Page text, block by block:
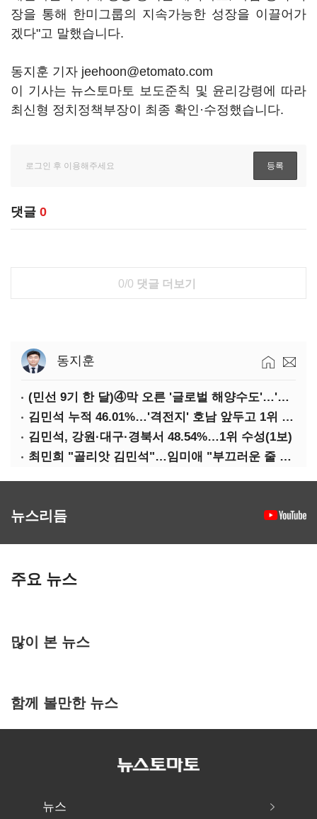
장을 통해 한미그룹의 지속가능한 성장을 이끌어가
겠다"고 말했습니다.
동지훈 기자 jeehoon@etomato.com
이 기사는 뉴스토마토 보도준칙 및 윤리강령에 따라
최신형 정치정책부장이 최종 확인·수정했습니다.
댓글 0
0/0 댓글 더보기
동지훈
(민선 9기 한 달)④막 오른 '글로벌 해양수도'…'전재수 리더십' 시험대
김민석 누적 46.01%…'격전지' 호남 앞두고 1위 지켰다(2보)
김민석, 강원·대구·경북서 48.54%…1위 수성(1보)
최민희 "골리앗 김민석"…임미애 "부끄러운 줄 알아야"
뉴스리듬
주요 뉴스
많이 본 뉴스
함께 볼만한 뉴스
뉴스